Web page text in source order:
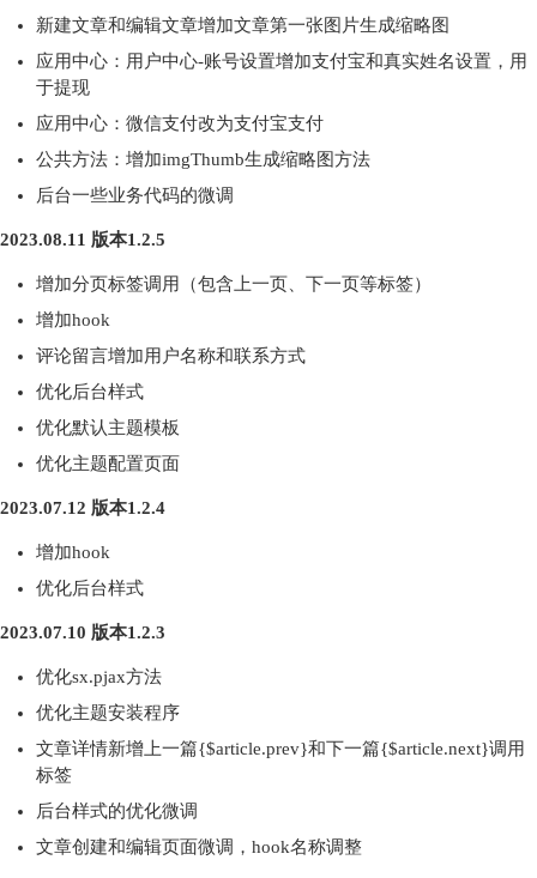
新建文章和编辑文章增加文章第一张图片生成缩略图
应用中心：用户中心-账号设置增加支付宝和真实姓名设置，用
于提现
应用中心：微信支付改为支付宝支付
公共方法：增加imgThumb生成缩略图方法
后台一些业务代码的微调
2023.08.11 版本1.2.5
增加分页标签调用（包含上一页、下一页等标签）
增加hook
评论留言增加用户名称和联系方式
优化后台样式
优化默认主题模板
优化主题配置页面
2023.07.12 版本1.2.4
增加hook
优化后台样式
2023.07.10 版本1.2.3
优化sx.pjax方法
优化主题安装程序
文章详情新增上一篇{$article.prev}和下一篇{$article.next}调用
标签
后台样式的优化微调
文章创建和编辑页面微调，hook名称调整